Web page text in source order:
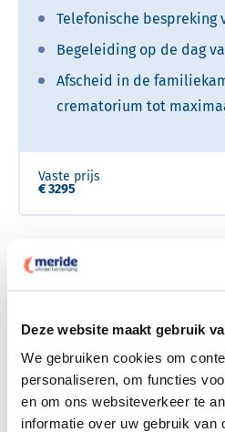
Deze website maakt gebruik
We gebruiken cookies om
personaliseren, om functies
en om ons websiteverkeer te
informatie over uw gebruik van
Telefonische bespreking
Begeleiding op de dag
Afscheid in de
crematorium tot
Vaste prijs
€ 3295
Sobere crematie